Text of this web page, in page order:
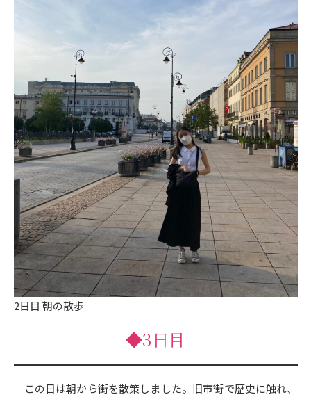
2日目 朝の散歩
◆3日目
この日は朝から街を散策しました。旧市街で歴史に触れ、